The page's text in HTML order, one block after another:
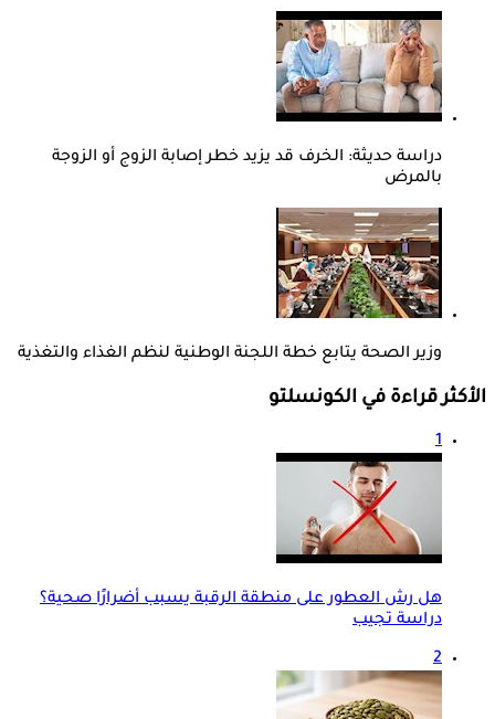
دراسة حديثة: الخرف قد يزيد خطر إصابة الزوج أو الزوجة
بالمرض
وزير الصحة يتابع خطة اللجنة الوطنية لنظم الغذاء والتغذية
الأكثر قراءة في الكونسلتو
1
هل رش العطور على منطقة الرقبة يسبب أضرارًا صحية؟
دراسة تجيب
2